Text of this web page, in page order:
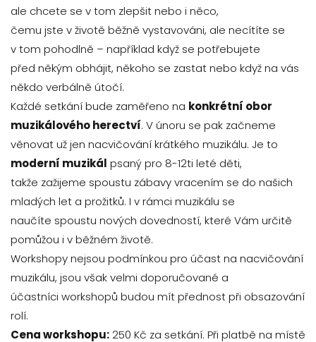
ale chcete se v tom zlepšit nebo i něco,
čemu jste v životě běžně vystavováni, ale necítíte se
v tom pohodlně – například když se potřebujete
před někým obhájit, někoho se zastat nebo když na vás
někdo verbálně útočí.
Každé setkání bude zaměřeno na konkrétní obor
muzikálového herectví. V únoru se pak začneme
věnovat už jen nacvičování krátkého muzikálu. Je to
moderní muzikál psaný pro 8-12ti leté děti,
takže zažijeme spoustu zábavy vracením se do našich
mladých let a prožitků. I v rámci muzikálu se
naučíte spoustu nových dovedností, které Vám určitě
pomůžou i v běžném životě.
Workshopy nejsou podmínkou pro účast na nacvičování
muzikálu, jsou však velmi doporučované a
účastníci workshopů budou mít přednost při obsazování
rolí.
Cena workshopu: 250 Kč za setkání. Při platbě na místě